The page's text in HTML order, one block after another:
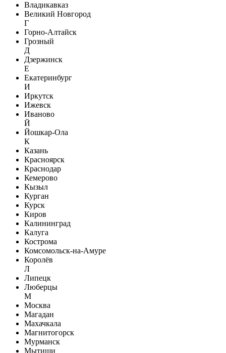
Владикавказ
Великий Новгород
Г
Горно-Алтайск
Грозный
Д
Дзержинск
Е
Екатеринбург
И
Иркутск
Ижевск
Иваново
Й
Йошкар-Ола
К
Казань
Красноярск
Краснодар
Кемерово
Кызыл
Курган
Курск
Киров
Калининград
Калуга
Кострома
Комсомольск-на-Амуре
Королёв
Л
Липецк
Люберцы
М
Москва
Магадан
Махачкала
Магнитогорск
Мурманск
Мытищи